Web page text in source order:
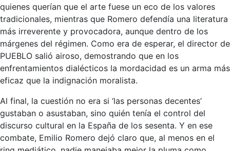
quienes querían que el arte fuese un eco de los valores
tradicionales, mientras que Romero defendía una literatura
más irreverente y provocadora, aunque dentro de los
márgenes del régimen. Como era de esperar, el director de
PUEBLO salió airoso, demostrando que en los
enfrentamientos dialécticos la mordacidad es un arma más
eficaz que la indignación moralista.
Al final, la cuestión no era si ‘las personas decentes’
gustaban o asustaban, sino quién tenía el control del
discurso cultural en la España de los sesenta. Y en ese
combate, Emilio Romero dejó claro que, al menos en el